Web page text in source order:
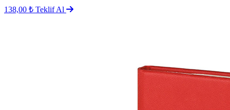
138,00 ₺ Teklif Al